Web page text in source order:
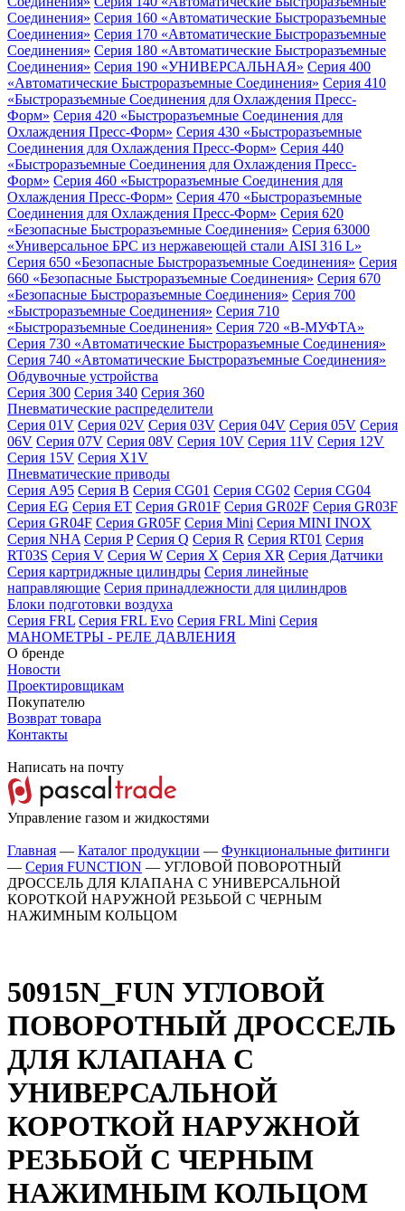
Соединения» Серия 160 «Автоматические Быстроразъемные
Соединения» Серия 170 «Автоматические Быстроразъемные
Соединения» Серия 180 «Автоматические Быстроразъемные
Соединения» Серия 190 «УНИВЕРСАЛЬНАЯ» Серия 400
«Автоматические Быстроразъемные Соединения» Серия 410
«Быстроразъемные Соединения для Охлаждения Пресс-
Форм» Серия 420 «Быстроразъемные Соединения для
Охлаждения Пресс-Форм» Серия 430 «Быстроразъемные
Соединения для Охлаждения Пресс-Форм» Серия 440
«Быстроразъемные Соединения для Охлаждения Пресс-
Форм» Серия 460 «Быстроразъемные Соединения для
Охлаждения Пресс-Форм» Серия 470 «Быстроразъемные
Соединения для Охлаждения Пресс-Форм» Серия 620
«Безопасные Быстроразъемные Соединения» Серия 63000
«Универсальное БРС из нержавеющей стали AISI 316 L»
Серия 650 «Безопасные Быстроразъемные Соединения» Серия
660 «Безопасные Быстроразъемные Соединения» Серия 670
«Безопасные Быстроразъемные Соединения» Серия 700
«Быстроразъемные Соединения» Серия 710
«Быстроразъемные Соединения» Серия 720 «B-МУФТА»
Серия 730 «Автоматические Быстроразъемные Соединения»
Серия 740 «Автоматические Быстроразъемные Соединения»
Обдувочные устройства
Серия 300 Серия 340 Серия 360
Пневматические распределители
Серия 01V Серия 02V Серия 03V Серия 04V Серия 05V Серия
06V Серия 07V Серия 08V Серия 10V Серия 11V Серия 12V
Серия 15V Серия X1V
Пневматические приводы
Серия A95 Серия B Серия CG01 Серия CG02 Серия CG04
Серия EG Серия ET Серия GR01F Серия GR02F Серия GR03F
Серия GR04F Серия GR05F Серия Mini Серия MINI INOX
Серия NHA Серия P Серия Q Серия R Серия RT01 Серия
RT03S Серия V Серия W Серия X Серия XR Серия Датчики
Серия картриджные цилиндры Серия линейные
направляющие Серия принадлежности для цилиндров
Блоки подготовки воздуха
Серия FRL Серия FRL Evo Серия FRL Mini Серия
МАНОМЕТРЫ - РЕЛЕ ДАВЛЕНИЯ
О бренде
Новости
Проектировщикам
Покупателю
Возврат товара
Контакты
Написать на почту
Управление газом и жидкостями
Главная — Каталог продукции — Функциональные фитинги
— Серия FUNCTION — УГЛОВОЙ ПОВОРОТНЫЙ
ДРОССЕЛЬ ДЛЯ КЛАПАНА С УНИВЕРСАЛЬНОЙ
КОРОТКОЙ НАРУЖНОЙ РЕЗЬБОЙ С ЧЕРНЫМ
НАЖИМНЫМ КОЛЬЦОМ
50915N_FUN УГЛОВОЙ
ПОВОРОТНЫЙ ДРОССЕЛЬ
ДЛЯ КЛАПАНА С
УНИВЕРСАЛЬНОЙ
КОРОТКОЙ НАРУЖНОЙ
РЕЗЬБОЙ С ЧЕРНЫМ
НАЖИМНЫМ КОЛЬЦОМ